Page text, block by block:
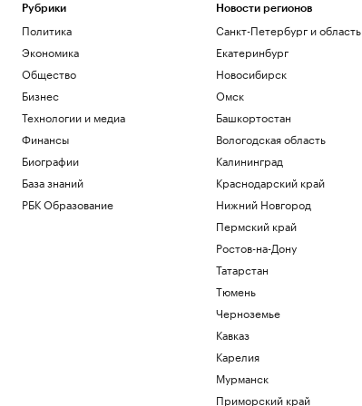
Политика
Появились первые кадры пропавшего в
Иркутской области самолета
Общество
Турция ввела налоговые каникулы на
20 лет: кому это может быть интересно
Больше прогулок, свежего воздуха и
отдыха: квартиры рядом с парками
РБК и ПИК Серия плюс
Вэнс рассказал о сложностях в
переговорах с Ираном
остальным. Как компаниям избежать
Рубрики
Политика
Экономика
Общество
Бизнес
Технологии и медиа
Финансы
Биографии
База знаний
РБК Образование
Новости регионов
Санкт-Петербург и область
Екатеринбург
Новосибирск
Омск
Башкортостан
Вологодская область
Калининград
Краснодарский край
Нижний Новгород
Пермский край
Ростов-на-Дону
Татарстан
Тюмень
Черноземье
Кавказ
Карелия
Мурманск
Приморский край